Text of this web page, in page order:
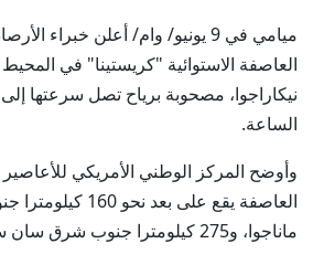
ميامي في 9 يونيو/ وام/ أعلن خبراء
العاصفة الاستوائية "كريستينا" في
الساعة.
وأوضح المركز الوطني الأمريكي
العاصفة يقع على بعد
ماناجوا، و275 كيلومترا جنوب شرق سان سلفادور.